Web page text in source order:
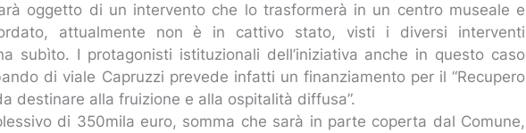
oggetto di un intervento che lo trasformerà in un centro museale e
attualmente non è in cattivo stato, visti i diversi interventi
subìto. I protagonisti istituzionali dell’iniziativa anche in questo caso
di viale Capruzzi prevede infatti un finanziamento per il “Recupero
destinare alla fruizione e alla ospitalità diffusa”.
di 350mila euro, somma che sarà in parte coperta dal Comune,